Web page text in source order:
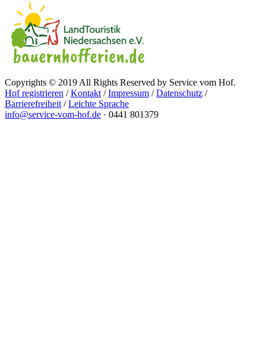
Copyrights © 2019 All Rights Reserved by Service vom Hof.
Hof registrieren /Kontakt /Impressum /Datenschutz /
Barrierefreiheit /Leichte Sprache
info@service-vom-hof.de · 0441 801379